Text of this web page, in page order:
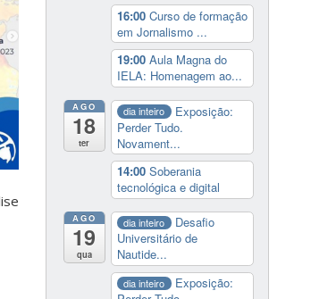
16:00 Curso de formação
em Jornalismo ...
19:00 Aula Magna do
IELA: Homenagem ao...
AGO
18
ter
dia inteiro
Exposição:
Perder Tudo.
Novament...
14:00 Soberania
tecnológica e digital
AGO
19
qua
dia inteiro
Desafio
Universitário de
Nautide...
dia inteiro
Exposição: